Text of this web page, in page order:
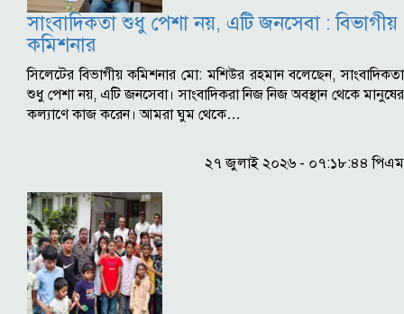
সাংবাদিকতা শুধু পেশা নয়, এটি জনসেবা : বিভাগীয়
কমিশনার
সিলেটের বিভাগীয় কমিশনার মো: মশিউর রহমান বলেছেন, সাংবাদিকতা
শুধু পেশা নয়, এটি জনসেবা। সাংবাদিকরা নিজ নিজ অবস্থান থেকে মানুষের
কল্যাণে কাজ করেন। আমরা ঘুম থেকে…
২৭ জুলাই ২০২৬ - ০৭:১৮:৪৪ পিএম